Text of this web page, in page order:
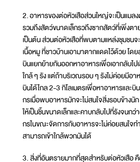
2. อาหารของต่อหัวเสือส่วนใหญ่จะเป็นแมล
รวมถึงสัตว์ขนาดเล็กรวถึงซากสัตว์ที่เพิ่งตา
เป็นต้น ส่วนต่อหัวเสือที่พบตามแหล่งชุมชนจ
เนื้อหมู ที่ชาวบ้านเอามาตากแดดไว้ด้วย โ
บินแยกย้ายกันออกหาอาหารเพื่อเอากลับไป
ใกล้ ๆ รัง แต่ถ้าบริเวณรอบ ๆ รังไม่ค่อยมีอ
บินได้ไกล 2-3 กิโลเมตรเพื่อหาอาหารและ
กรเมื่อพบอาหารมักจะไม่สนใจสิ่งรอบข้างนั
ให้เป็นชิ้นขนาดเล็กและคาบกลับไปที่รังจนก
กรในขณะจัดการกับอาหารจะไม่ค่อยสนใจ
สามารถเข้าใกล้พวกมันได้
3. สิ่งที่อันตรายมากที่สุดสำหรับต่อหัวเสือ คื